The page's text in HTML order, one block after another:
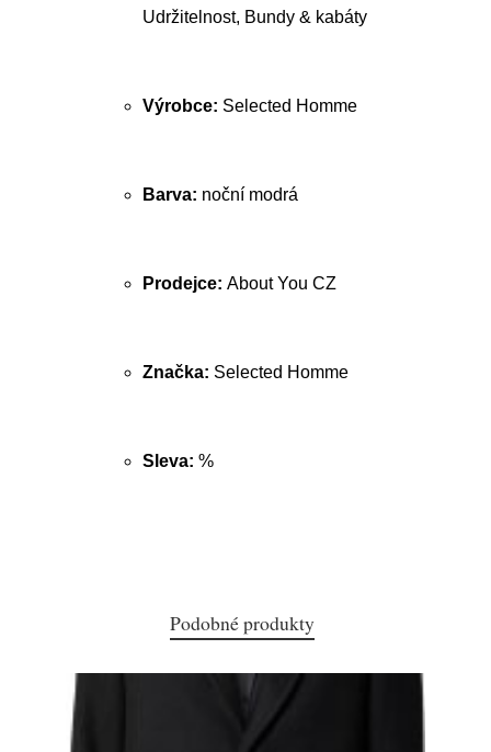
Udržitelnost, Bundy & kabáty
Výrobce: Selected Homme
Barva: noční modrá
Prodejce: About You CZ
Značka: Selected Homme
Sleva: %
Podobné produkty